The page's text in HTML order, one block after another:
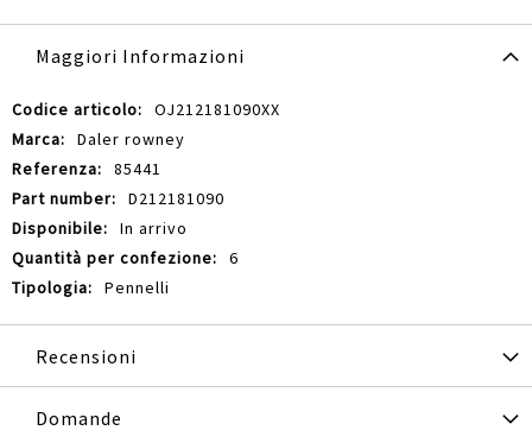
Maggiori Informazioni
Maggiori
Informazioni
OJ212181090XX
Daler rowney
85441
D212181090
In arrivo
6
Pennelli
Recensioni
Domande